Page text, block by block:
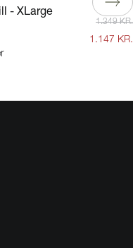
- XLarge
1.349 KR.
1.147 KR.